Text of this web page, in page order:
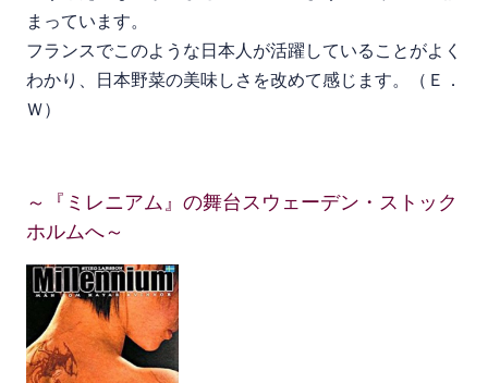
まっています。
フランスでこのような日本人が活躍していることがよく
わかり、日本野菜の美味しさを改めて感じます。（Ｅ．
Ｗ）
～『ミレニアム』の舞台スウェーデン・ストック
ホルムへ～